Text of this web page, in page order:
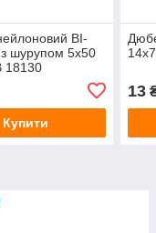
BI-
шурупом 5x50
18130
Купити
13